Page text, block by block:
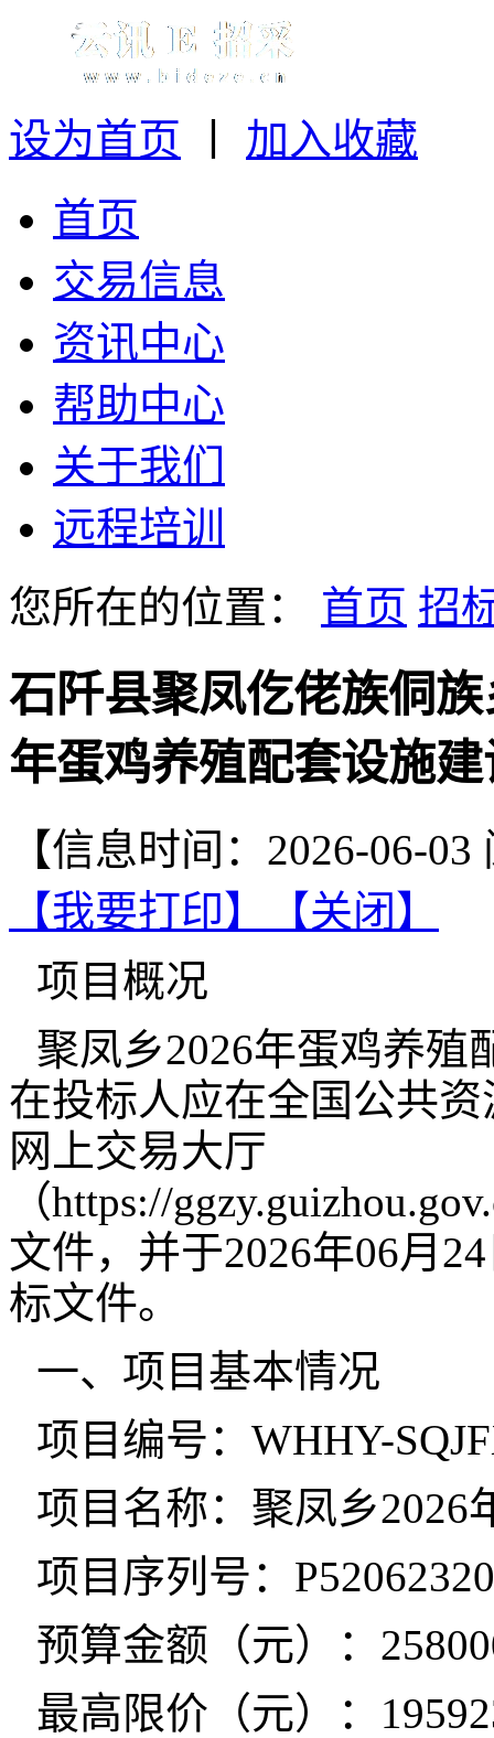
设为首页
加入收藏
首页
交易信息
资讯中心
帮助中心
关于我们
远程培训
您所在的位置： 首页 招
石阡县聚凤仡佬族侗
年蛋鸡养殖配套设施
【信息时间：2026-06-
【我要打印】
【关闭】
项目概况
聚凤乡2026年蛋鸡养殖
在投标人应在全国公共
网上交易大厅
（https://
文件，并于2026年06月
标文件。
一、项目基本情况
项目编号：WHHY-
项目名称：聚凤乡2026
项目序列号：
预算金额（元）：
最高限价（元）：